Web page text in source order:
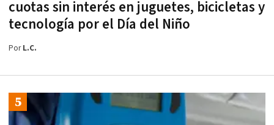
cuotas sin interés en juguetes, bicicletas y
tecnología por el Día del Niño
PorL.C.